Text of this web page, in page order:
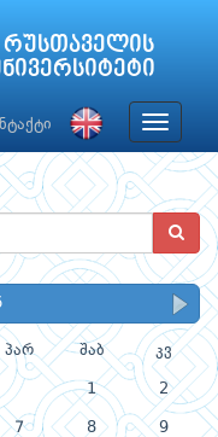
რუსთაველის
Toggle
პარ შაბ კვ
1 2
7 8 9